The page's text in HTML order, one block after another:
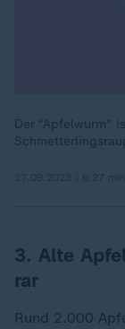
Der “Apfelwurm”
3. Alte
rar
Rund 2.000